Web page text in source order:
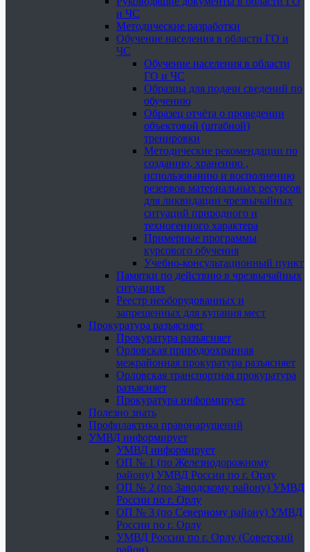
и ЧС
Методические разработки
Обучение населения в области ГО и
ЧС
Обучение населения в области
ГО и ЧС
Образцы для подачи сведений по
обучению
Образец отчёта о проведении
объектовой (штабной)
тренировки
Методические рекомендации по
созданию, хранению ,
использованию и восполнению
резервов материальных ресурсов
для ликвидации чрезвычайных
ситуаций природного и
техногенного характера
Примерные программы
курсового обучения
Учебно-консультационный пункт
Памятки по действию в чрезвычайных
ситуациях
Реестр необорудованных и
запрещенных для купания мест
Прокуратура разъясняет
Прокуратура разъясняет
Орловская природоохранная
межрайонная прокуратура разъясняет
Орловская транспортная прокуратура
разъясняет
Прокуратура информирует
Полезно знать
Профилактика правонарушений
УМВД информирует
УМВД информирует
ОП № 1 (по Железнодорожному
району) УМВД России по г. Орлу
ОП № 2 (по Заводскому району) УМВД
России по г. Орлу
ОП № 3 (по Северному району) УМВД
России по г. Орлу
УМВД России по г. Орлу (Советский
район)